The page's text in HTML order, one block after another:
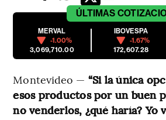
ÚLTIMAS
MERVAL
-1.00%
3,069,710.00
IBOVESPA
-1.67%
172,607.28
Montevideo — “Si la única
esos productos por un buen
no venderlos, ¿qué haría? Yo